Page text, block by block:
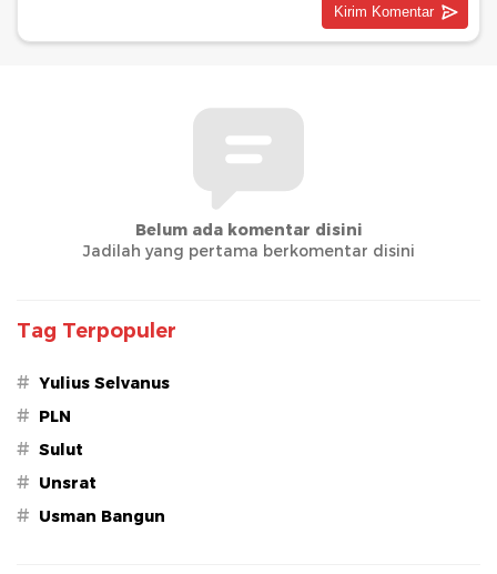
Belum ada komentar disini
Jadilah yang pertama berkomentar disini
Tag Terpopuler
# Yulius Selvanus
# PLN
# Sulut
# Unsrat
# Usman Bangun